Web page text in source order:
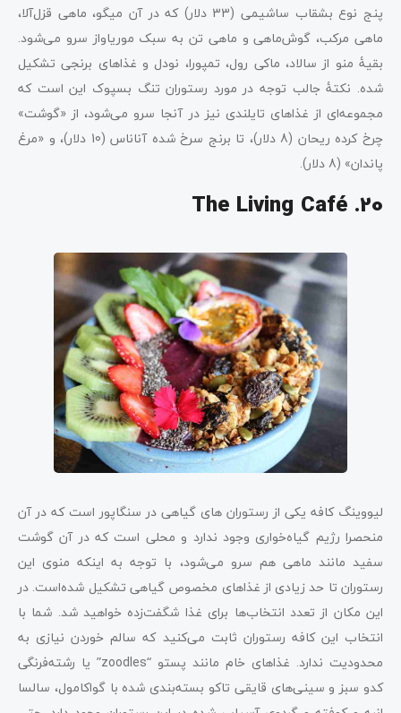
پنج نوع بشقاب ساشیمی (33 دلار) که در آن میگو، ماهی قزل‌آلا،
ماهی مرکب، گوش‌ماهی و ماهی تن به سبک موریاواز سرو می‌شود.
بقیۀ منو از سالاد، ماکی رول، تمپورا، نودل و غذاهای برنجی تشکیل
شده. نکتۀ جالب توجه در مورد رستوران تنگ بسپوک این است که
مجموعه‌ای از غذاهای تایلندی نیز در آنجا سرو می‌شود، از «گوشت»
چرخ کرده ریحان (8 دلار)، تا برنج سرخ شده آناناس (10 دلار)، و «مرغ
پاندان» (8 دلار).
20. The Living Café
لیووینگ کافه یکی از رستوران های گیاهی در سنگاپور است که در آن
منحصرا رژیم گیاه‌خواری وجود ندارد و محلی است که در آن گوشت
سفید مانند ماهی هم سرو می‌شود، با توجه به اینکه منوی این
رستوران تا حد زیادی از غذاهای مخصوص گیاهی تشکیل شده‌است. در
این مکان از تعدد انتخاب‌ها برای غذا شگفت‌زده خواهید شد. شما با
انتخاب این کافه رستوران ثابت می‌کنید که سالم خوردن نیازی به
محدودیت ندارد. غذاهای خام مانند پستو “zoodles” یا رشته‌فرنگی
کدو سبز و سینی‌های قایقی تاکو بسته‌بندی شده با گواکامول، سالسا